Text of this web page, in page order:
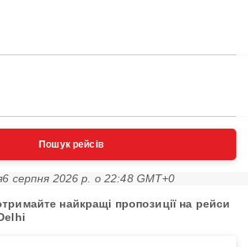
Пошук рейсів
6 серпня 2026 р. о 22:48 GMT+0
найкращі пропозиції на рейси